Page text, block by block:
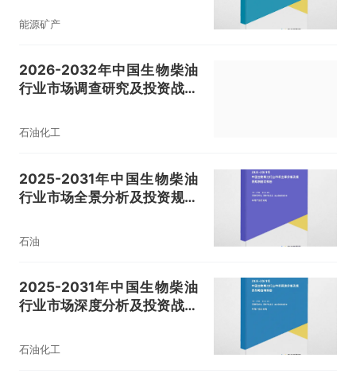
能源矿产
2026-2032年中国生物柴油
行业市场调查研究及投资战略
石油化工
2025-2031年中国生物柴油
行业市场全景分析及投资规划
石油
2025-2031年中国生物柴油
行业市场深度分析及投资战略
石油化工